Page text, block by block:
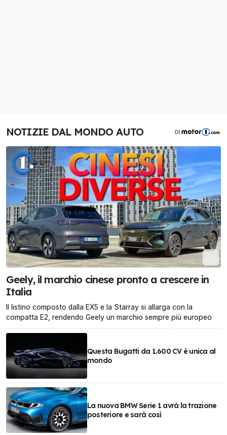
NOTIZIE DAL MONDO AUTO DI
Geely, il marchio cinese pronto a crescere in
Italia
Il listino composto dalla EX5 e la Starray si allarga con la
compatta E2, rendendo Geely un marchio sempre più europeo
Questa Bugatti da 1.600 CV è unica al
mondo
La nuova BMW Serie 1 avrà la trazione
posteriore e sarà così